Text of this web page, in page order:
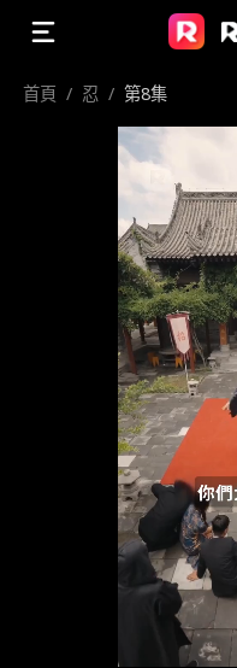
首頁 / 忍 / 第8集